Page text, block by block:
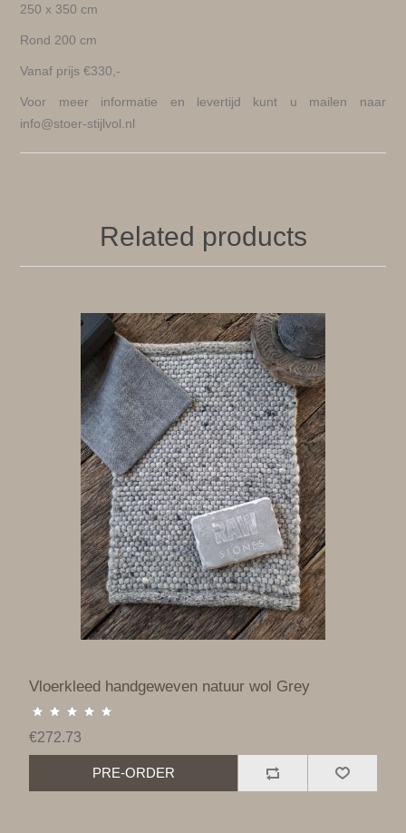
250 x 350 cm
Rond 200 cm
Vanaf prijs €330,-
Voor meer informatie en levertijd kunt u mailen naar
info@stoer-stijlvol.nl
Related products
Vloerkleed handgeweven natuur wol Grey
€272.73
PRE-ORDER